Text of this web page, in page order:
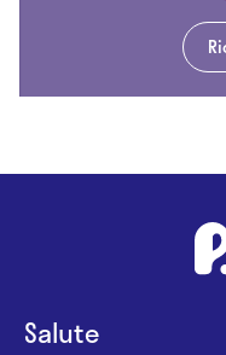
Salute